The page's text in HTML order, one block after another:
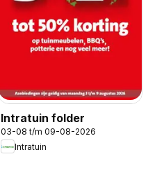
Intratuin folder
03-08 t/m 09-08-2026
Intratuin